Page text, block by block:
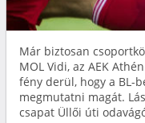
Már biztosan
MOL Vidi, az AEK
fény derül, hogy a BL-
megmutatni magát.
csapat Üllői úti